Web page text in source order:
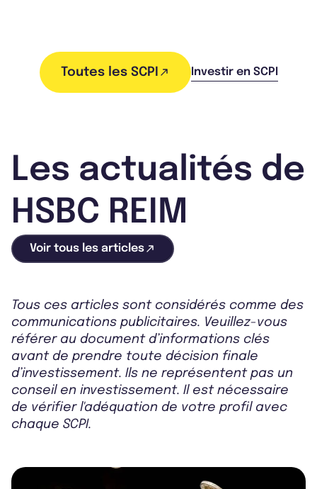
Toutes les SCPI Investir en SCPI
Les actualités de
HSBC REIM
Voir tous les articles
Tous ces articles sont considérés comme des
communications publicitaires. Veuillez-vous
référer au document d’informations clés
avant de prendre toute décision finale
d’investissement. Ils ne représentent pas un
conseil en investissement. Il est nécessaire
de vérifier l'adéquation de votre profil avec
chaque SCPI.